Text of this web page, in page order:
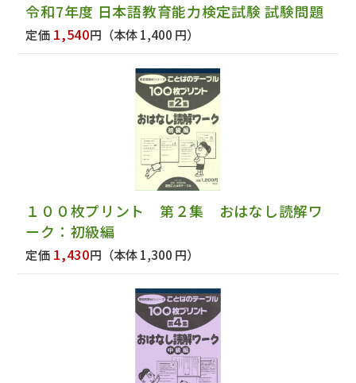
令和7年度 日本語教育能力検定試験 試験問題
定価 1,540円 （本体 1,400 円）
１００枚プリント 第２集 おはなし読解ワ
ーク：初級編
定価 1,430円 （本体 1,300 円）